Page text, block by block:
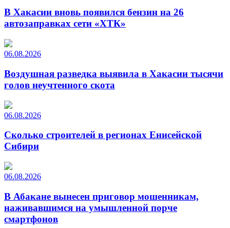
В Хакасии вновь появился бензин на 26
автозаправках сети «ХТК»
06.08.2026
Воздушная разведка выявила в Хакасии тысячи
голов неучтенного скота
06.08.2026
Сколько строителей в регионах Енисейской
Сибири
06.08.2026
В Абакане вынесен приговор мошенникам,
наживавшимся на умышленной порче
смартфонов